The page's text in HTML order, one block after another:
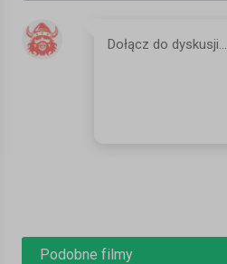
Co nowego? https://
shelf_id=2&view=0&sort=dd
MuzykaTVP https://
Podobne filmy